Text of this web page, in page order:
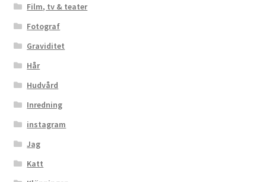
Film, tv & teater
Fotograf
Graviditet
Hår
Hudvård
Inredning
instagram
Jag
Katt